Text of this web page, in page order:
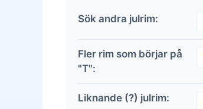
Sök andra julrim:
Fler rim som börjar på
"T":
Liknande (?) julrim: